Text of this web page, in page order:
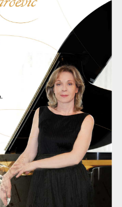
i njihovih nota. Koncert je
koji je čitavom nastupu dao
se obratio ravnatelj Kulturno
Pletikosić , aBranko Marić
je pijanistici na sjajnom
i sve prisutne podsjetio na veliki
godina kada je Sinju doniran